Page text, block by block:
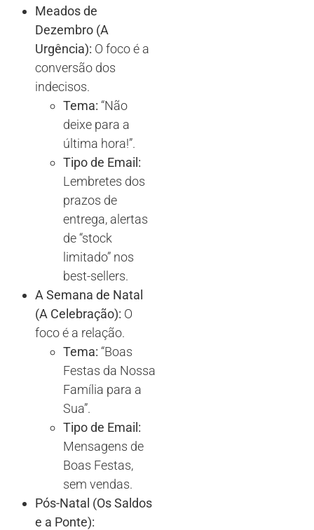
Meados de
Dezembro (A
Urgência): O foco é a
conversão dos
indecisos.
Tema: “Não
deixe para a
última hora!”.
Tipo de Email:
Lembretes dos
prazos de
entrega, alertas
de “stock
limitado” nos
best-sellers.
A Semana de Natal
(A Celebração): O
foco é a relação.
Tema: “Boas
Festas da Nossa
Família para a
Sua”.
Tipo de Email:
Mensagens de
Boas Festas,
sem vendas.
Pós-Natal (Os Saldos
e a Ponte):